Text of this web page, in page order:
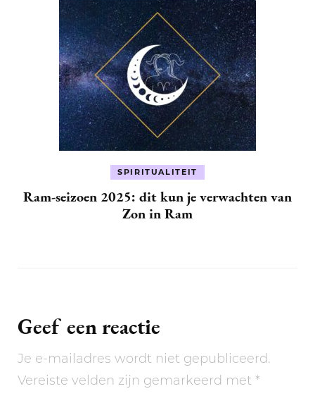
SPIRITUALITEIT
Ram-seizoen 2025: dit kun je verwachten van
Zon in Ram
Geef een reactie
Je e-mailadres wordt niet gepubliceerd.
Vereiste velden zijn gemarkeerd met *